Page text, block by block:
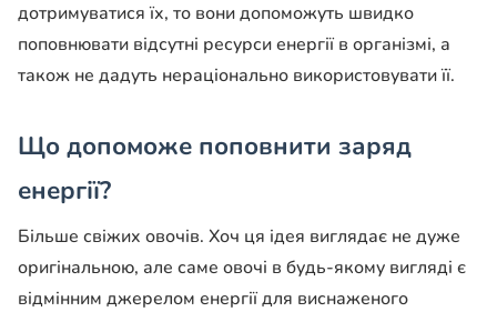
дотримуватися їх, то вони допоможуть швидко
поповнювати відсутні ресурси енергії в організмі, а
також не дадуть нераціонально використовувати її.
Що допоможе поповнити заряд
енергії?
Більше свіжих овочів. Хоч ця ідея виглядає не дуже
оригінальною, але саме овочі в будь-якому вигляді є
відмінним джерелом енергії для виснаженого